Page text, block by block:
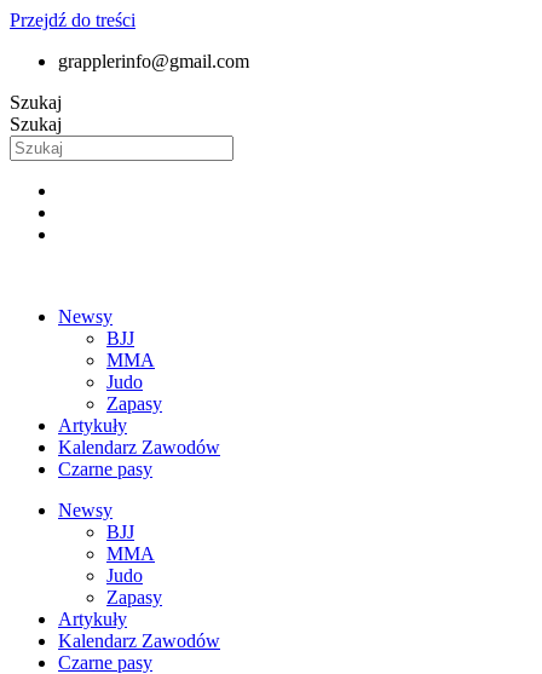
Przejdź do treści
grapplerinfo@gmail.com
Szukaj
Szukaj
Newsy
BJJ
MMA
Judo
Zapasy
Artykuły
Kalendarz Zawodów
Czarne pasy
Newsy
BJJ
MMA
Judo
Zapasy
Artykuły
Kalendarz Zawodów
Czarne pasy